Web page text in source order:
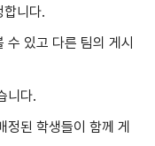
니다.
있고 다른 팀의 게시
니다.
된 학생들이 함께 게